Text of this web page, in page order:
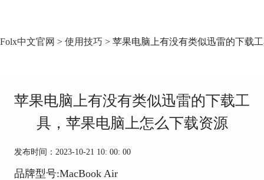
Folx中文官网 > 使用技巧 > 苹果电脑上有没有类似迅雷的下载
苹果电脑上有没有类似迅雷的下载工
具，苹果电脑上怎么下载资源
发布时间：2023-10-21 10: 00: 00
品牌型号:MacBook Air